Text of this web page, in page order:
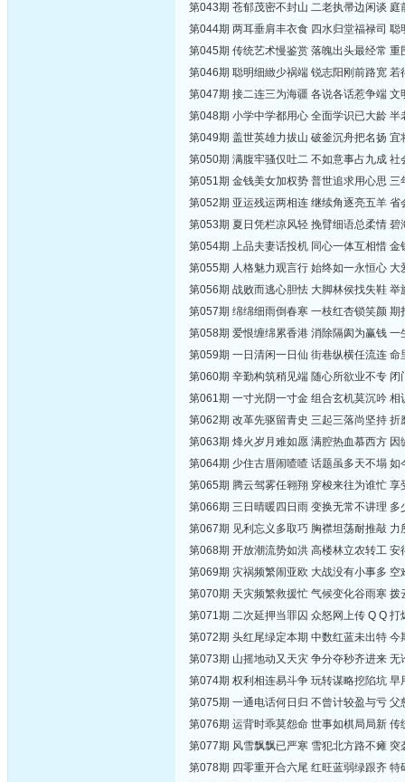
第043期 苍郁茂密不封山 二老执帚边闲谈
第044期 两耳垂肩丰衣食 四水归堂福禄司
第045期 传统艺术慢鉴赏 落魄出头最经常
第046期 聪明细緻少祸端 锐志阳刚前路宽
第047期 接二连三为海疆 各说各话惹争端
第048期 小学中学都用心 全面学识已大龄
第049期 盖世英雄力拔山 破釜沉舟把名扬
第050期 满腹牢骚仅吐二 不如意事占九成
第051期 金钱美女加权势 普世追求用心思
第052期 亚运残运两相连 继续角逐亮五羊
第053期 夏日凭栏凉风轻 挽臂细语总柔情
第054期 上品夫妻话投机 同心一体互相惜
第055期 人格魅力观言行 始终如一永恒心
第056期 战败而逃心胆怯 大脚林侯找失鞋
第057期 绵绵细雨倒春寒 一枝红杏锁笑颜
第058期 爱恨缠绵累香港 消除隔阂为赢钱
第059期 一日清闲一日仙 街巷纵横任流连
第060期 辛勤构筑稍见端 随心所欲业不专
第061期 一寸光阴一寸金 组合玄机莫沉吟
第062期 改革先驱留青史 三起三落尚坚持
第063期 烽火岁月难如愿 满腔热血慕西方
第064期 少住古厝闹喳喳 话题虽多天不塌
第065期 腾云驾雾任翱翔 穿梭来往为谁忙
第066期 三日晴暖四日雨 变换无常不讲理
第067期 见利忘义多取巧 胸襟坦荡耐推敲
第068期 开放潮流势如洪 高楼林立农转工
第069期 灾祸频繁闹亚欧 大战没有小事多
第070期 天灾频繁救援忙 气候变化谷雨寒
第071期 二次延押当罪囚 众怒网上传 Q Q
第072期 头红尾绿定本期 中数红蓝未出特
第073期 山摇地动又天灾 争分夺秒齐进来
第074期 权利相连易斗争 玩转谋略挖陷坑
第075期 一通电话何日归 不曾计较盈与亏
第076期 运背时乖莫怨命 世事如棋局局新
第077期 风雪飘飘已严寒 雪犯北方路不瘫
第078期 四零重开合六尾 红旺蓝弱绿跟齐